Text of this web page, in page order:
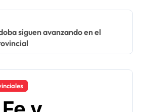
siguen avanzando en el